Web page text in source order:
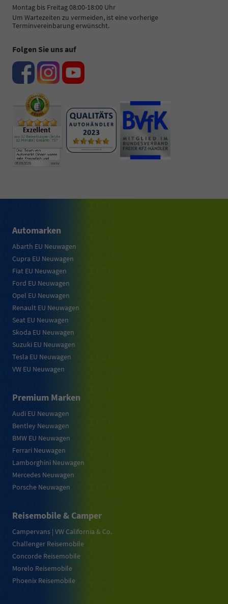
Montag bis Freitag 08:00-18:00 Uhr
Um Wartezeiten zu vermeiden, ist eine vorherige
Terminvereinbarung erwünscht.
Folgen Sie uns auf
Automarken
Abarth EU Neuwagen
Cupra EU Neuwagen
Fiat EU Neuwagen
Ford EU Neuwagen
Opel EU Neuwagen
Renault EU Neuwagen
Seat EU Neuwagen
Skoda EU Neuwagen
Suzuki EU Neuwagen
Tesla EU Neuwagen
VW EU Neuwagen
Premium Marken
Audi EU Neuwagen
Bentley Neuwagen
BMW EU Neuwagen
Ferrari Neuwagen
Lamborghini Neuwagen
Mercedes Neuwagen
Porsche Neuwagen
Reisemobile & Camper
Campervans | VW California & Co.
Challenger Reisemobile
Concorde Reisemobile
Morelo Reisemobile
Phoenix Reisemobile